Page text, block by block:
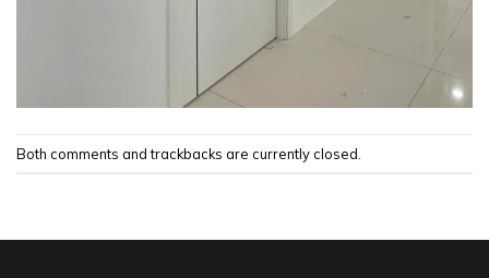
Both comments and trackbacks are currently closed.